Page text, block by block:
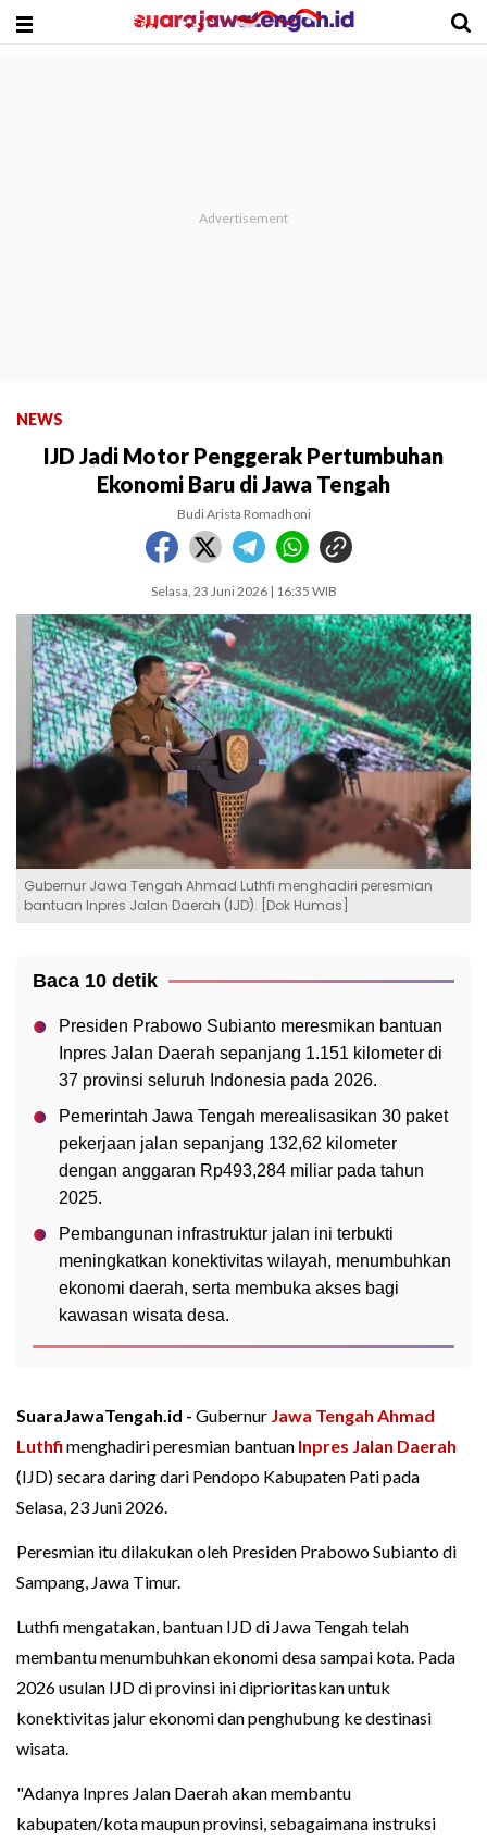
NEWS
IJD Jadi Motor Penggerak Pertumbuhan
Ekonomi Baru di Jawa Tengah
Budi Arista Romadhoni
Selasa, 23 Juni 2026 | 16:35 WIB
Gubernur Jawa Tengah Ahmad Luthfi menghadiri peresmian
bantuan Inpres Jalan Daerah (IJD). [Dok Humas]
Baca 10 detik
Presiden Prabowo Subianto meresmikan bantuan
Inpres Jalan Daerah sepanjang 1.151 kilometer di
37 provinsi seluruh Indonesia pada 2026.
Pemerintah Jawa Tengah merealisasikan 30 paket
pekerjaan jalan sepanjang 132,62 kilometer
dengan anggaran Rp493,284 miliar pada tahun
2025.
Pembangunan infrastruktur jalan ini terbukti
meningkatkan konektivitas wilayah, menumbuhkan
ekonomi daerah, serta membuka akses bagi
kawasan wisata desa.
SuaraJawaTengah.id - Gubernur Jawa Tengah Ahmad
Luthfi menghadiri peresmian bantuan Inpres Jalan Daerah
(IJD) secara daring dari Pendopo Kabupaten Pati pada
Selasa, 23 Juni 2026.
Peresmian itu dilakukan oleh Presiden Prabowo Subianto di
Sampang, Jawa Timur.
Luthfi mengatakan, bantuan IJD di Jawa Tengah telah
membantu menumbuhkan ekonomi desa sampai kota. Pada
2026 usulan IJD di provinsi ini diprioritaskan untuk
konektivitas jalur ekonomi dan penghubung ke destinasi
wisata.
"Adanya Inpres Jalan Daerah akan membantu
kabupaten/kota maupun provinsi, sebagaimana instruksi